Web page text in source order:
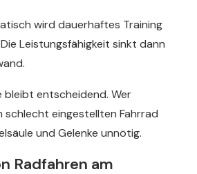
wird dauerhaftes Training
Leistungsfähigkeit sinkt dann
bleibt entscheidend. Wer
schlecht eingestellten Fahrrad
und Gelenke unnötig.
Radfahren am